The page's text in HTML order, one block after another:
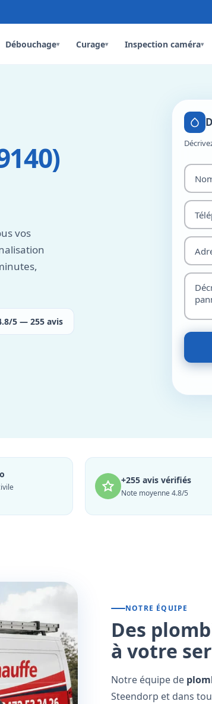
Débouchage▾ Curage▾ Inspection caméra▾
vos
5 — 255 avis
+255 avis vérifiés
Note moyenne 4.8/5
NOTRE ÉQUIPE
Des
à votre
Notre équipe de
Steendorp et dans